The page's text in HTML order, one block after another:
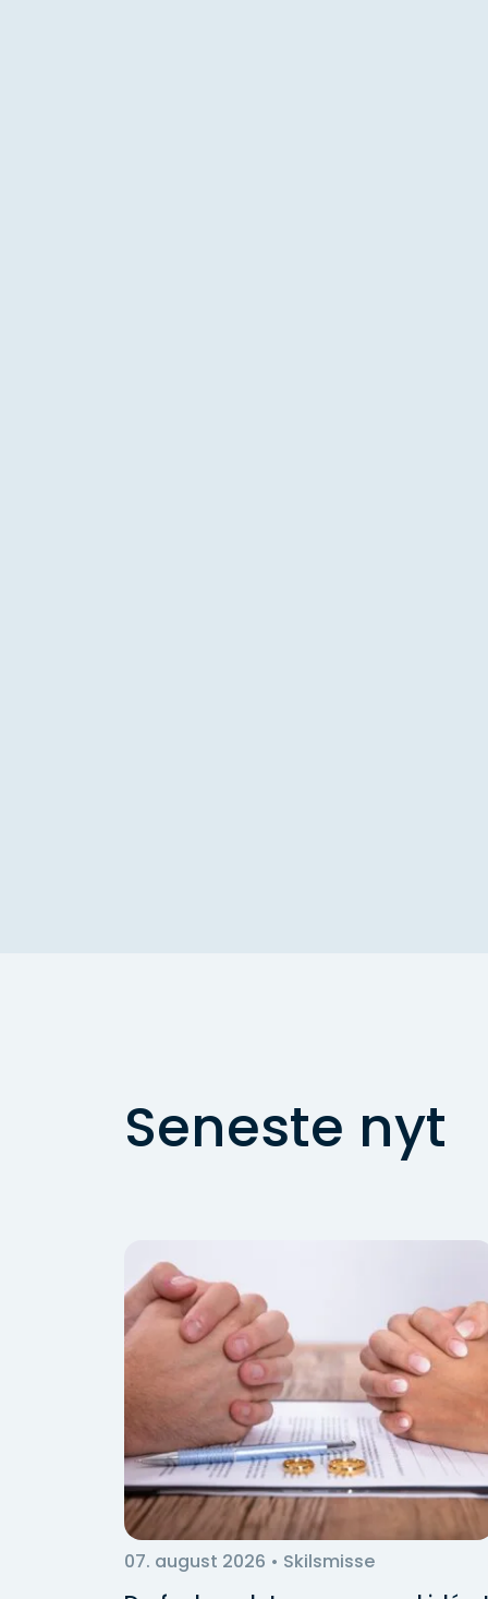
Seneste nyt
07. august 2026 • Skilsmisse